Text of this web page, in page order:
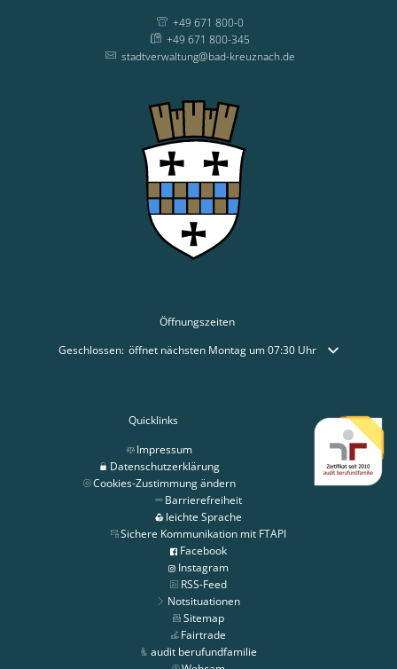
+49 671 800-0
+49 671 800-345
stadtverwaltung@bad-kreuznach.de
Öffnungszeiten
Klicken, um weitere Öffnungs- oder Schließzeiten auszublenden
Geschlossen: öffnet nächsten Montag um 07:30 Uhr
Quicklinks
Impressum
Datenschutzerklärung
Cookies-Zustimmung ändern
Barrierefreiheit
leichte Sprache
Sichere Kommunikation mit FTAPI
Facebook
Instagram
RSS-Feed
Notsituationen
Sitemap
Fairtrade
audit berufundfamilie